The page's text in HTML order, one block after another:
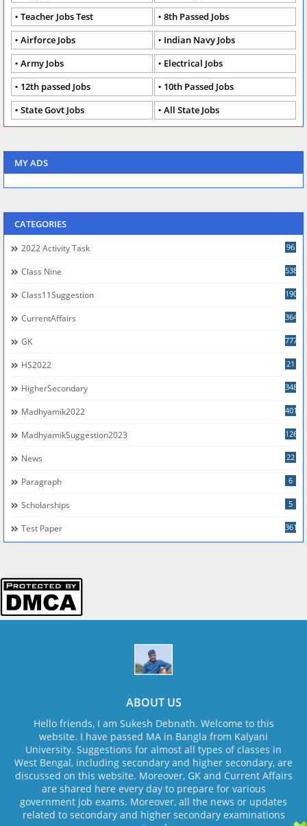
Teacher Jobs Test
8th Passed Jobs
Airforce Jobs
Indian Navy Jobs
Army Jobs
Electrical Jobs
12th passed Jobs
10th Passed Jobs
State Govt Jobs
All State Jobs
MY ADS
CATEGORIES
2022 Activity Task 96
Class Nine 538
Class11Suggestion 190
CurrentAffairs 364
GK 777
HS2022 21
HigherSecondary 348
Madhyamik2022 401
MadhyamikSuggestion2023 126
News 22
Paragraph 6
Scholarships 5
Test Paper 361
ABOUT US
Hello friends, I am Sukesh Debnath. Welcome to this
website. I have passed MA in Bangla from Kalyani
University. Suggestions for almost all types of classes in
West Bengal, including secondary and higher secondary, are
discussed on this website. Moreover, GK and Current Affairs
are shared here every day to prepare for various
government job exams. Moreover, all the news or updates
related to secondary and higher secondary examinations